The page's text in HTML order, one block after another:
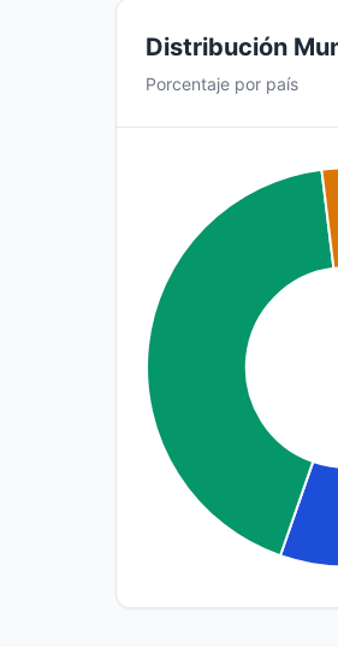
Distribución
Porcentaje por país